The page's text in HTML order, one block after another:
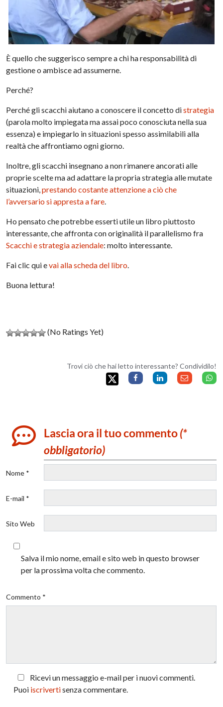
È quello che suggerisco sempre a chi ha responsabilità di
gestione o ambisce ad assumerne.
Perché?
Perché gli scacchi aiutano a conoscere il concetto distrategia
(parola molto impiegata ma assai poco conosciuta nella sua
essenza) e impiegarlo in situazioni spesso assimilabili alla
realtà che affrontiamo ogni giorno.
Inoltre, gli scacchi insegnano a non rimanere ancorati alle
proprie scelte ma ad adattare la propria strategia alle mutate
situazioni,prestando costante attenzione a ciò che
l’avversario si appresta a fare.
Ho pensato che potrebbe esserti utile un libro piuttosto
interessante, che affronta con originalità il parallelismo fra
Scacchi e strategia aziendale: molto interessante.
Fai clic qui evai alla scheda del libro.
Buona lettura!
(No Ratings Yet)
Trovi ciò che hai letto interessante? Condividilo!
Lascia ora il tuo commento(*
obbligatorio)
Nome *
E-mail *
Sito Web
Salva il mio nome, email e sito web in questo browser
per la prossima volta che commento.
Commento *
Ricevi un messaggio e-mail per i nuovi commenti.
Puoi iscrivertisenza commentare.